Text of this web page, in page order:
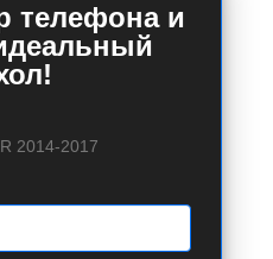
телефона и
2014-2017